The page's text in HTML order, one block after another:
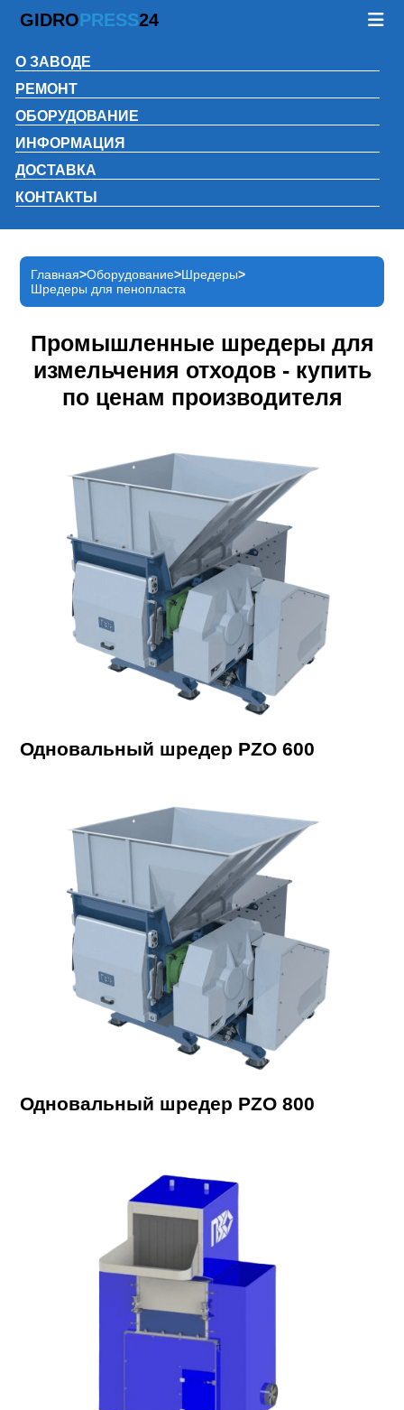
GIDROPRESS24
О ЗАВОДЕ
РЕМОНТ
ОБОРУДОВАНИЕ
ИНФОРМАЦИЯ
ДОСТАВКА
КОНТАКТЫ
Главная Оборудование Шредеры
Шредеры для пенопласта
Промышленные шредеры для
измельчения отходов - купить
по ценам производителя
Одновальный шредер PZO 600
Одновальный шредер PZO 800